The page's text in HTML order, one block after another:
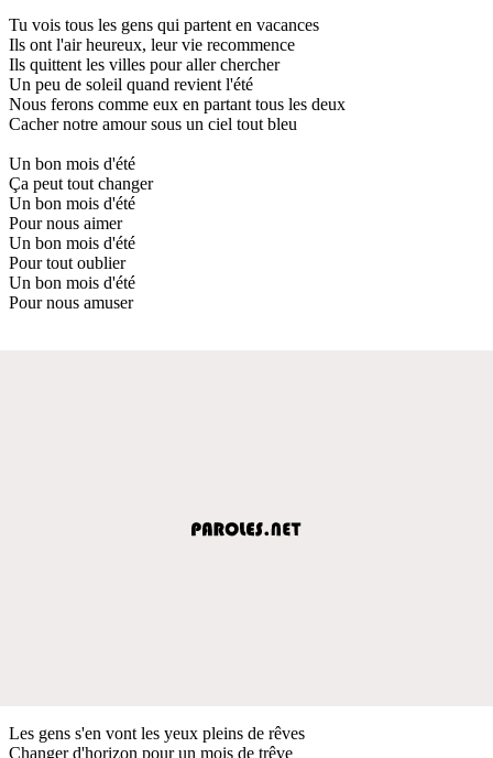
Tu vois tous les gens qui partent en vacances
Ils ont l'air heureux, leur vie recommence
Ils quittent les villes pour aller chercher
Un peu de soleil quand revient l'été
Nous ferons comme eux en partant tous les deux
Cacher notre amour sous un ciel tout bleu
Un bon mois d'été
Ça peut tout changer
Un bon mois d'été
Pour nous aimer
Un bon mois d'été
Pour tout oublier
Un bon mois d'été
Pour nous amuser
Les gens s'en vont les yeux pleins de rêves
Changer d'horizon pour un mois de trêve